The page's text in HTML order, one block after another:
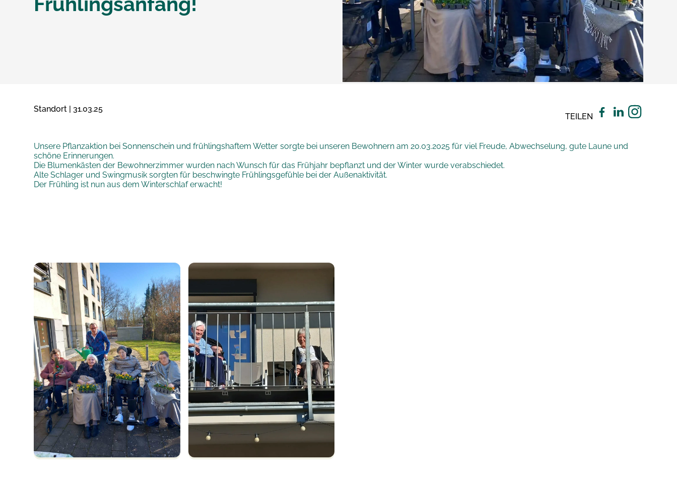
Standort | 31.03.25
TEILEN
Unsere Pflanzaktion bei Sonnenschein und frühlingshaftem Wetter sorgte bei unseren Bewohnern am 20.03.2025 für viel Freude, Abwechselung, gute Laune und
schöne Erinnerungen.
Die Blumenkästen der Bewohnerzimmer wurden nach Wunsch für das Frühjahr bepflanzt und der Winter wurde verabschiedet.
Alte Schlager und Swingmusik sorgten für beschwingte Frühlingsgefühle bei der Außenaktivität.
Der Frühling ist nun aus dem Winterschlaf erwacht!